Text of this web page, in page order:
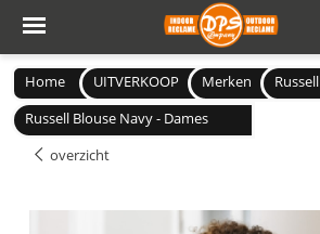
Home UITVERKOOP Merken
Russell
Russell Blouse Navy - Dames
overzicht